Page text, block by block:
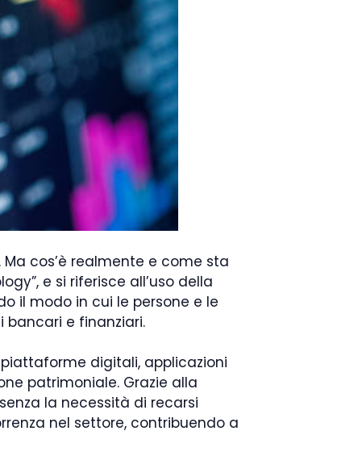
cos’è realmente e come sta
e si riferisce all’uso della
il modo in cui le persone e le
bancari e finanziari.
digitali, applicazioni
patrimoniale. Grazie alla
la necessità di recarsi
nel settore, contribuendo a